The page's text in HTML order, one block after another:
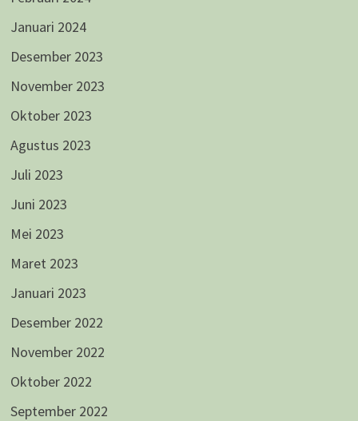
Januari 2024
Desember 2023
November 2023
Oktober 2023
Agustus 2023
Juli 2023
Juni 2023
Mei 2023
Maret 2023
Januari 2023
Desember 2022
November 2022
Oktober 2022
September 2022